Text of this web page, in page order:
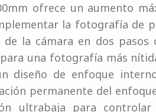
ofrece un aumento
la fotografía de
la cámara en dos
una fotografía más
diseño de enfoque
permanente del
ultrabaja para